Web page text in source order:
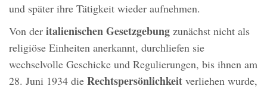
und später ihre Tätigkeit wieder aufnehmen.
Von der italienischen Gesetzgebung zunächst nicht als
religiöse Einheiten anerkannt, durchliefen sie
wechselvolle Geschicke und Regulierungen, bis ihnen am
28. Juni 1934 die Rechtspersönlichkeit verliehen wurde,